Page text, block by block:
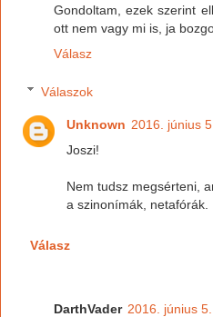
Gondoltam, ezek szerint
ott nem vagy mi is, ja
Válasz
Válaszok
Unknown 2016. június
Joszi!
Nem tudsz megsérteni,
a szinonímák, netafórák.
Válasz
DarthVader 2016. június